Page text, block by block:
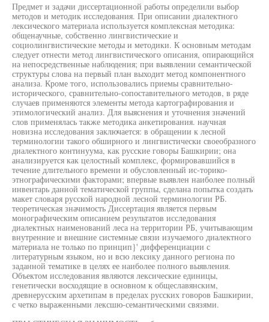
Предмет и задачи диссертационной работы определили выбор
методов и методик исследования. При описании диалектного
лексического материала используется комплексная методика:
общенаучные, собственно лингвистические и
социолингвистические методы и методики. К основным методам
следует отнести метод лингвистического описания, опирающийся
на непосредственные наблюдения; при выявлении семантической
структуры слова на первый план выходит метод компонентного
анализа. Кроме того, использовались приемы сравнительно-
исторического, сравнительно-сопоставительного методов, в ряде
случаев применяются элементы метода картографирования и
этимологический анализ. Для выяснения и уточнения значений
слов применялась также методика анкетирования. научная
новизна исследования заключается: в обращении к лесной
терминологии такого обширного и лингвистически своеобразного
диалектного континуума, как русские говоры Башкирии; она
анализируется как целостный комплекс, формировавшийся в
течение длительного времени и обусловленный ис-торико-
этнографическими факторами; впервые выявлен наиболее полный
инвентарь данной тематической группы, сделана попытка создать
макет словаря русской народной лесной терминологии РБ.
теоретическая значимость Диссертация является первым
монографическим описанием результатов исследования
диалектных наименований леса на территории РБ, учитывающим
внутренние и внешние системные связи изучаемого диалектного
материала не только по принцип}' дифференциации с
литературным языком, но и всю лексику данного региона по
заданной тематике в целях ее наиболее полного выявления.
Объектом исследования являются лексические единицы,
генетически восходящие в основном к общеславянским,
древнерусским архетипам в пределах русских говоров Башкирии,
с четко выраженными лексшю-семантическими связями.